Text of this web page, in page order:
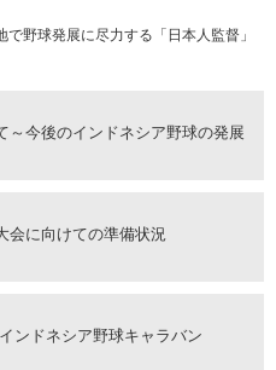
野球発展に尽力する「日本人監督」
～今後のインドネシア野球の発展
に向けての準備状況
ンドネシア野球キャラバン